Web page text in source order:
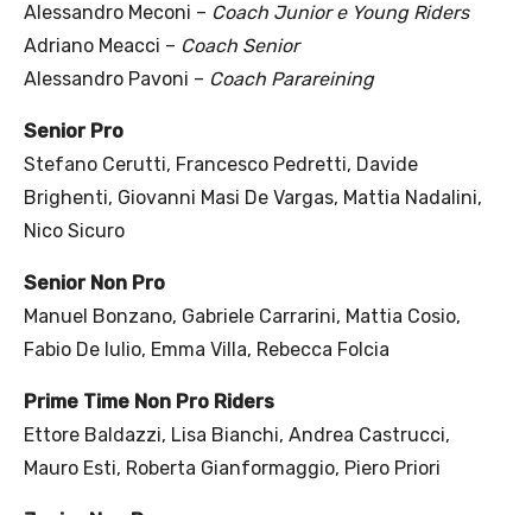
Alessandro Meconi – Coach Junior e Young Riders
Adriano Meacci – Coach Senior
Alessandro Pavoni – Coach Parareining
Senior Pro
Stefano Cerutti, Francesco Pedretti, Davide
Brighenti, Giovanni Masi De Vargas, Mattia Nadalini,
Nico Sicuro
Senior Non Pro
Manuel Bonzano, Gabriele Carrarini, Mattia Cosio,
Fabio De Iulio, Emma Villa, Rebecca Folcia
Prime Time Non Pro Riders
Ettore Baldazzi, Lisa Bianchi, Andrea Castrucci,
Mauro Esti, Roberta Gianformaggio, Piero Priori